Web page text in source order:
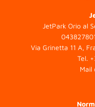
JetPark Orio al
Via Grinetta 11 A,
Tel.
Mail